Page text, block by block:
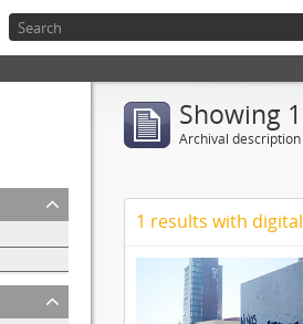
1
Showing
Archival description
1 results with